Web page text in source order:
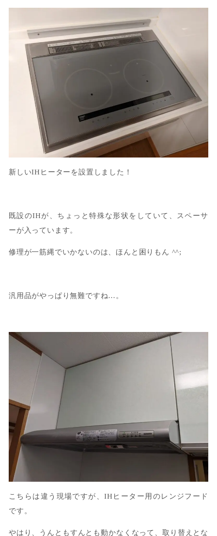
新しいIHヒーターを設置しました！
既設のIHが、ちょっと特殊な形状をしていて、スペーサ
ーが入っています。
修理が一筋縄でいかないのは、ほんと困りもん ^^;
汎用品がやっぱり無難ですね…。
こちらは違う現場ですが、IHヒーター用のレンジフード
です。
やはり、うんともすんとも動かなくなって、取り替えとな